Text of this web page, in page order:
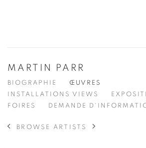
MARTIN PARR
BIOGRAPHIE
ŒUVRES
INSTALLATIONS VIEWS
FOIRES
DEMANDE
BROWSE ARTISTS